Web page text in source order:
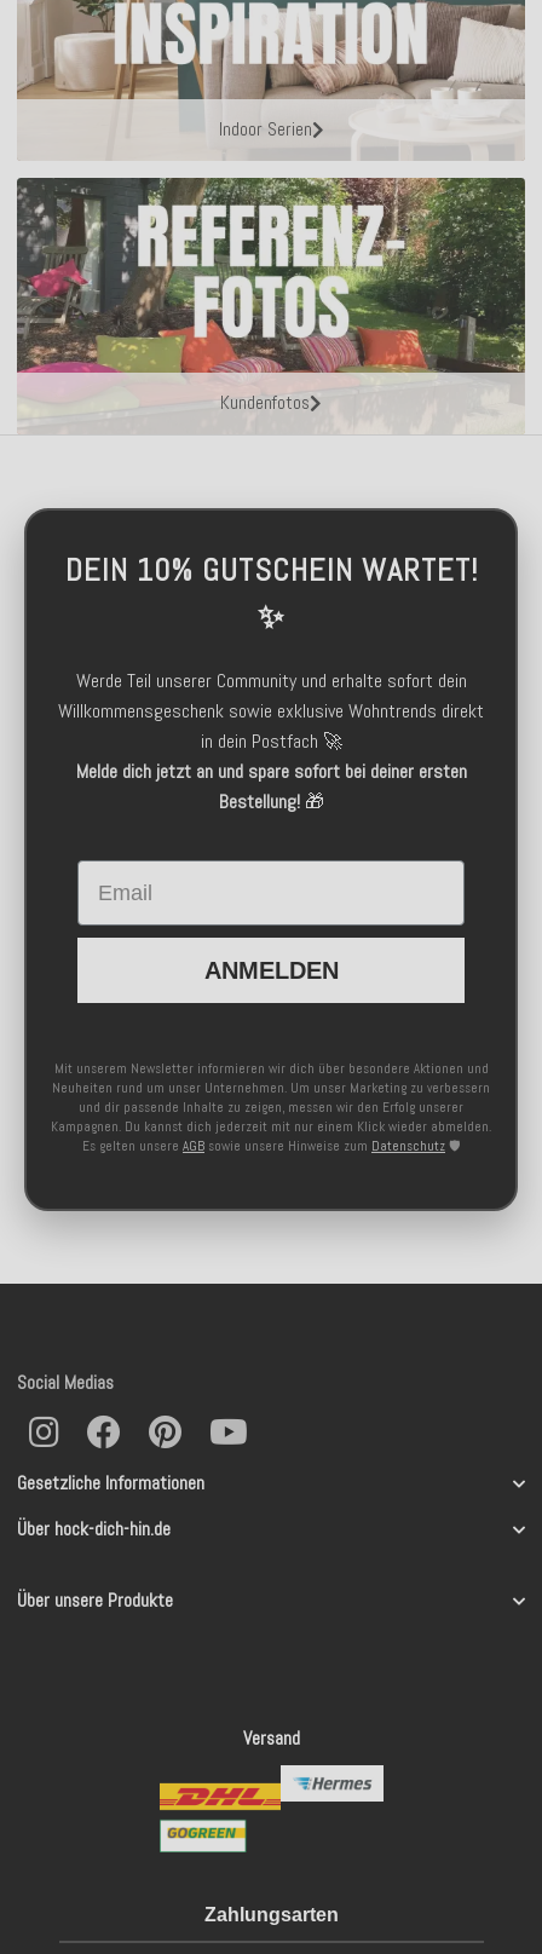
Indoor Serien
Kundenfotos
DEIN 10% GUTSCHEIN WARTET!
✨
Werde Teil unserer Community und erhalte sofort dein
Willkommensgeschenk sowie exklusive Wohntrends direkt
in dein Postfach 🚀
Melde dich jetzt an und spare sofort bei deiner ersten
Bestellung!🎁
Email
ANMELDEN
Mit unserem Newsletter informieren wir dich über besondere Aktionen und
Neuheiten rund um unser Unternehmen. Um unser Marketing zu verbessern
und dir passende Inhalte zu zeigen, messen wir den Erfolg unserer
Kampagnen. Du kannst dich jederzeit mit nur einem Klick wieder abmelden.
Es gelten unsere AGB sowie unsere Hinweise zum Datenschutz 🛡️
Gesetzliche Informationen
Über hock-dich-hin.de
Über unsere Produkte
Social Medias
Versand
Zahlungsarten